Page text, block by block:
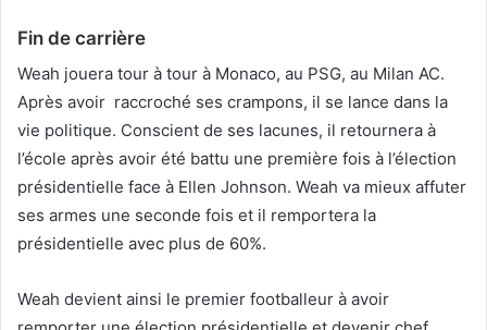
Fin de carrière
Weah jouera tour à tour à Monaco, au PSG, au Milan AC.
Après avoir raccroché ses crampons, il se lance dans la
vie politique. Conscient de ses lacunes, il retournera à
l’école après avoir été battu une première fois à l’élection
présidentielle face à Ellen Johnson. Weah va mieux affuter
ses armes une seconde fois et il remportera la
présidentielle avec plus de 60%.
Weah devient ainsi le premier footballeur à avoir